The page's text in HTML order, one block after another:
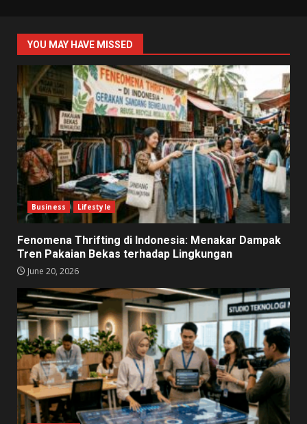
YOU MAY HAVE MISSED
Business Lifestyle
Fenomena Thrifting di Indonesia: Menakar Dampak
Tren Pakaian Bekas terhadap Lingkungan
June 20, 2026